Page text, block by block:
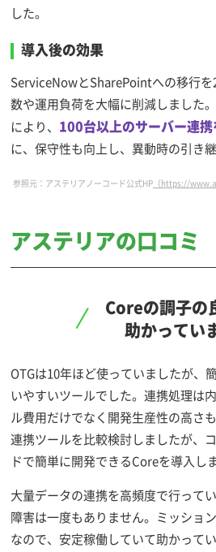
した。
導入後の効果
ServiceNowとSharePointへの移行
数や運用負荷を大幅に削減しました
により、 100台以上のサーバー連
に、保守性も向上し、異動時の引き
参照元：アステリアノーコード公式HP（https://
アステリアの口コミ
Coreの調子の
助かってい
OTGは10年ほど使っていましたが、
いやすいツールでした。連携処理は
ル費用だけでなく開発生産性の高さ
連携ツールを比較検討しましたが、
ドで簡単に開発できるCoreを導入し
大量データの連携を高頻度で行って
障害は一度もありません。ミッショ
なので、安定稼働していて助かってい